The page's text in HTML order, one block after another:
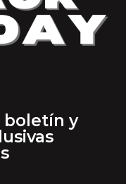
boletín y